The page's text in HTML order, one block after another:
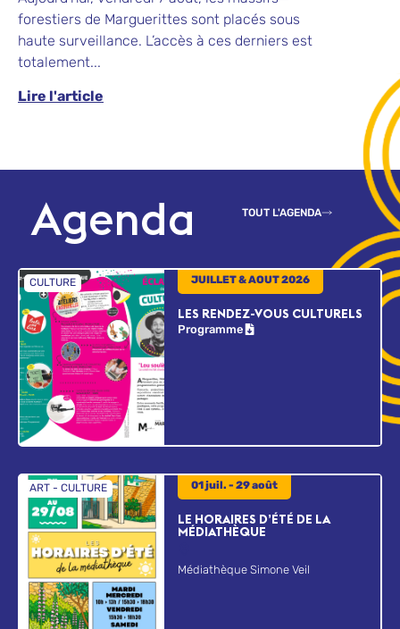
forestiers de Marguerittes sont placés sous
haute surveillance. L’accès à ces derniers est
totalement...
Lire l'article Lire
Agenda TOUT L'AGENDA
CULTURE JUILLET & AOUT 2026
LES RENDEZ-VOUS CULTURELS
Programme
ART - CULTURE 01 juil. - 29 août
LE HORAIRES D’ÉTÉ DE LA
MÉDIATHÈQUE
Médiathèque Simone Veil